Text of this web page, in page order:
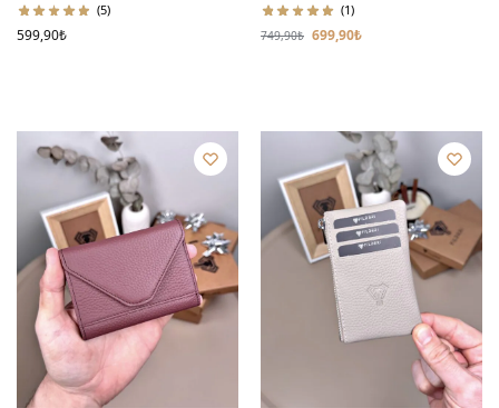
(5)
599,90₺
(1)
749,90₺ 699,90₺